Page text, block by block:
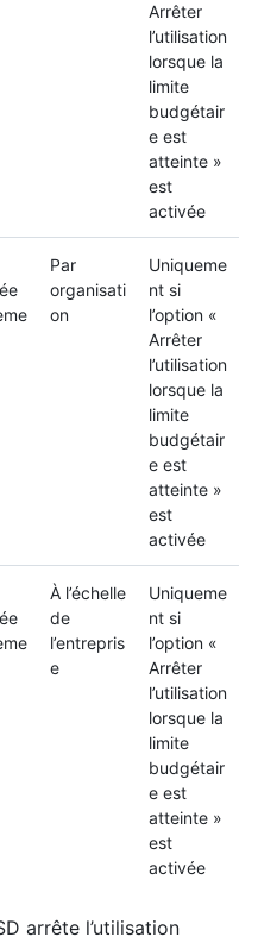
Arrêter
l’utilisation
lorsque la
limite
budgétair
e est
atteinte »
est
activée
Par
organisati
on
Uniqueme
nt si
l’option «
Arrêter
l’utilisation
lorsque la
limite
budgétair
e est
atteinte »
est
activée
À l’échelle
de
l’entrepris
e
Uniqueme
nt si
l’option «
Arrêter
l’utilisation
lorsque la
limite
budgétair
e est
atteinte »
est
activée
arrête l’utilisation